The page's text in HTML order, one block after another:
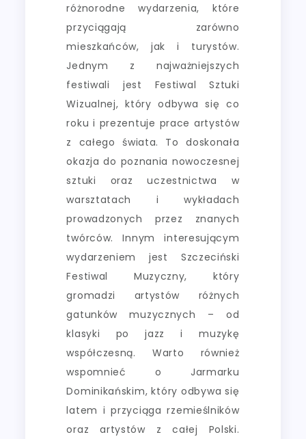
różnorodne wydarzenia, które
przyciągają zarówno
mieszkańców, jak i turystów.
Jednym z najważniejszych
festiwali jest Festiwal Sztuki
Wizualnej, który odbywa się co
roku i prezentuje prace artystów
z całego świata. To doskonała
okazja do poznania nowoczesnej
sztuki oraz uczestnictwa w
warsztatach i wykładach
prowadzonych przez znanych
twórców. Innym interesującym
wydarzeniem jest Szczeciński
Festiwal Muzyczny, który
gromadzi artystów różnych
gatunków muzycznych – od
klasyki po jazz i muzykę
współczesną. Warto również
wspomnieć o Jarmarku
Dominikańskim, który odbywa się
latem i przyciąga rzemieślników
oraz artystów z całej Polski.